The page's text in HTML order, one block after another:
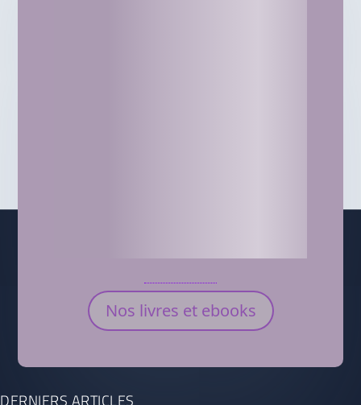
Nos livres et ebooks
DERNIERS ARTICLES